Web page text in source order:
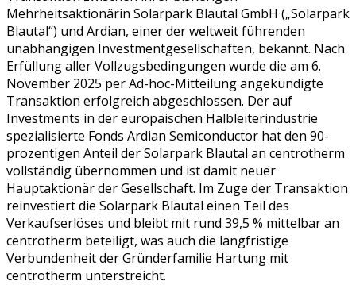
Mehrheitsaktionärin Solarpark Blautal GmbH („Solarpark
Blautal“) und Ardian, einer der weltweit führenden
unabhängigen Investmentgesellschaften, bekannt. Nach
Erfüllung aller Vollzugsbedingungen wurde die am 6.
November 2025 per Ad-hoc-Mitteilung angekündigte
Transaktion erfolgreich abgeschlossen. Der auf
Investments in der europäischen Halbleiterindustrie
spezialisierte Fonds Ardian Semiconductor hat den 90-
prozentigen Anteil der Solarpark Blautal an centrotherm
vollständig übernommen und ist damit neuer
Hauptaktionär der Gesellschaft. Im Zuge der Transaktion
reinvestiert die Solarpark Blautal einen Teil des
Verkaufserlöses und bleibt mit rund 39,5 % mittelbar an
centrotherm beteiligt, was auch die langfristige
Verbundenheit der Gründerfamilie Hartung mit
centrotherm unterstreicht.